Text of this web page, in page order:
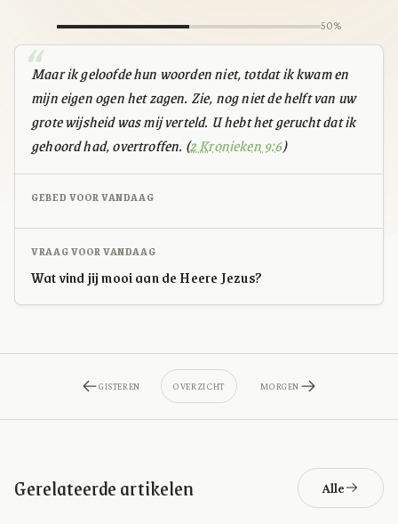
50%
Maar ik geloofde hun woorden niet, totdat ik kwam en
mijn eigen ogen het zagen. Zie, nog niet de helft van uw
grote wijsheid was mij verteld. U hebt het gerucht dat ik
gehoord had, overtroffen. (2 Kronieken 9:6)
GEBED VOOR VANDAAG
VRAAG VOOR VANDAAG
Wat vind jij mooi aan de Heere Jezus?
GISTEREN OVERZICHT MORGEN
Gerelateerde artikelen Alle